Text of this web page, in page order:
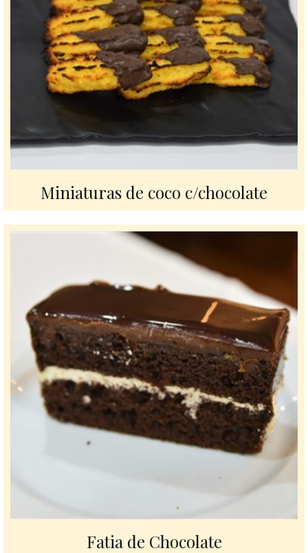
Miniaturas de coco c/chocolate
Fatia de Chocolate